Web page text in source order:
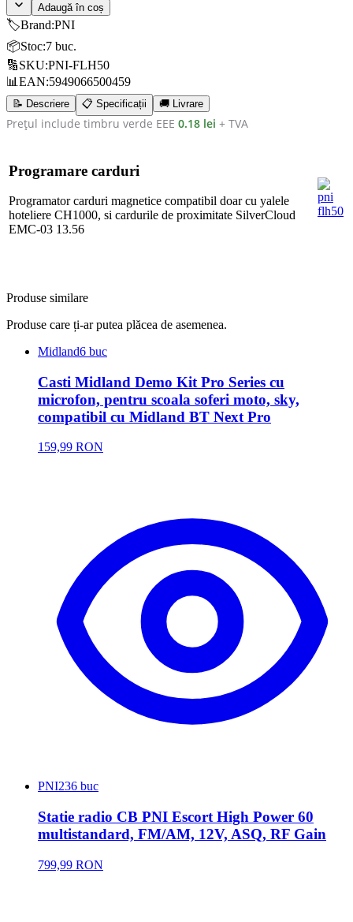
Adaugă în coș
🏷️Brand:PNI
📦Stoc:7 buc.
🔢SKU:PNI-FLH50
📊 EAN:5949066500459
📝 Descriere 📋 Specificații 🚚 Livrare
Prețul include timbru verde EEE 0.18 lei + TVA
Programare carduri
Programator carduri magnetice compatibil doar cu yalele
hoteliere CH1000, si cardurile de proximitate SilverCloud
EMC-03 13.56
Produse similare
Produse care ți-ar putea plăcea de asemenea.
Midland6 buc
Casti Midland Demo Kit Pro Series cu
microfon, pentru scoala soferi moto, sky,
compatibil cu Midland BT Next Pro
159,99 RON
PNI236 buc
Statie radio CB PNI Escort High Power 60
multistandard, FM/AM, 12V, ASQ, RF Gain
799,99 RON